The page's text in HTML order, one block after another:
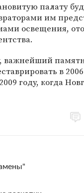
палату
им
освещения,
важнейший
в
году, когда